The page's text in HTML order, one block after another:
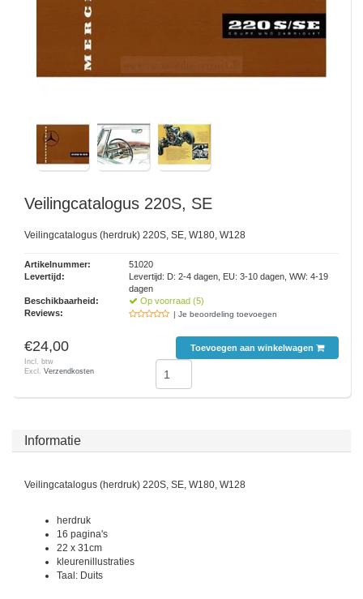
Veilingcatalogus 220S, SE
Veilingcatalogus (herdruk) 220S, SE, W180, W128
Artikelnummer:
51020
Levertijd:
Levertijd: D: 2-4 dagen, EU: 3-10 dagen, WW: 4-19
dagen
Beschikbaarheid:
Op voorraad (5)
Reviews:
| Je beoordeling toevoegen
€24,00
Incl. btw
Excl. Verzendkosten
Toevoegen aan winkelwagen
Informatie
Veilingcatalogus (herdruk) 220S, SE, W180, W128
herdruk
16 pagina's
22 x 31cm
kleurenillustraties
Taal: Duits